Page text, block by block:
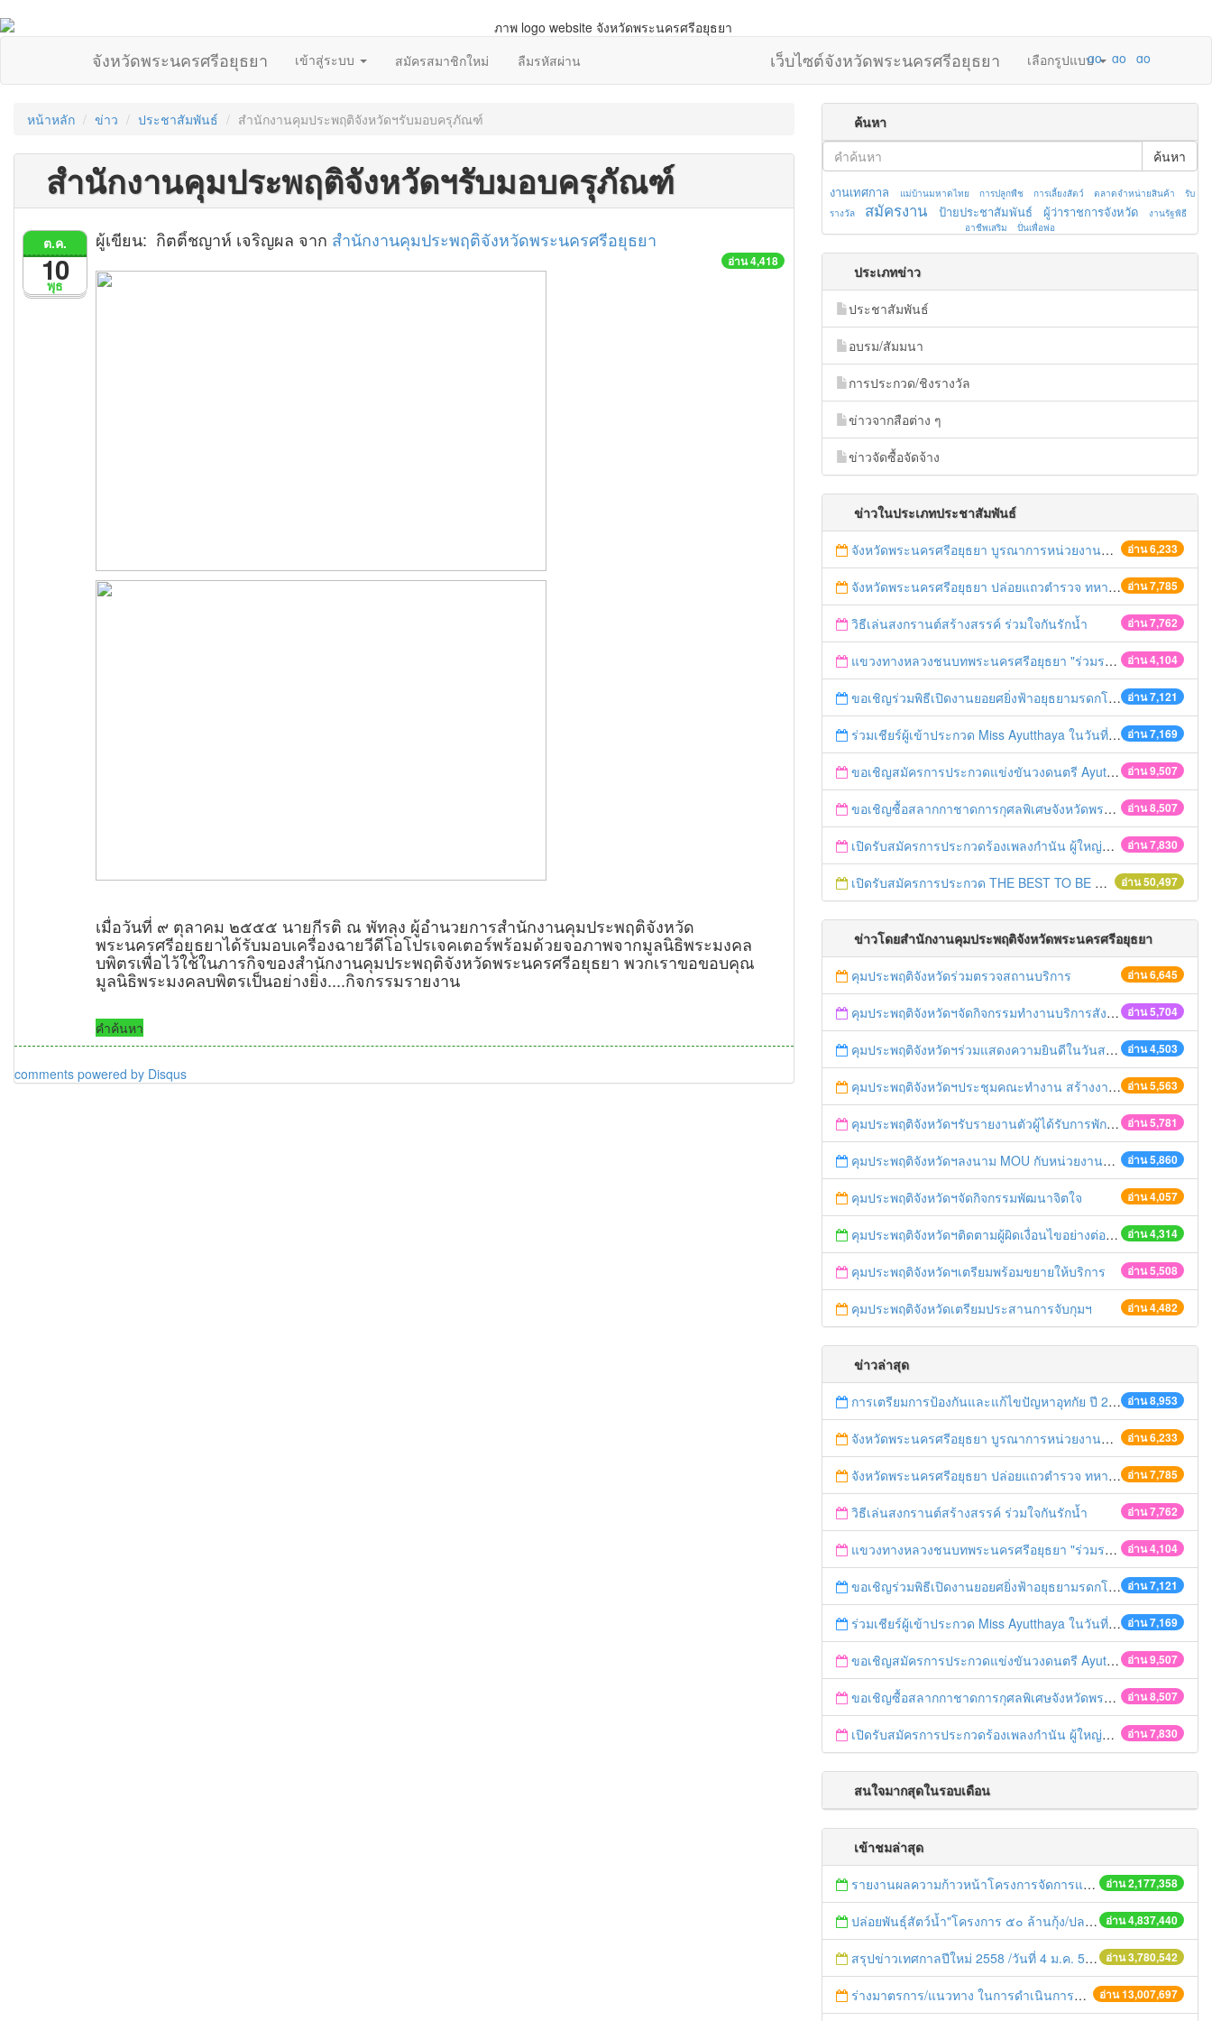
จังหวัดพระนครศรีอยุธยา เข้าสู่ระบบ สมัครสมาชิกใหม่ ลืมรหัสผ่าน เว็บไซต์จังหวัดพระนครศรีอยุธยา เลือกรูปแบบ
หน้าหลัก ข่าว ประชาสัมพันธ์ สำนักงานคุมประพฤติจังหวัดฯรับมอบครุภัณฑ์
สำนักงานคุมประพฤติจังหวัดฯรับมอบครุภัณฑ์
พุธ
ต.ค.
10
ผู้เขียน: กิตติ์ชญาห์ เจริญผล จาก สำนักงานคุมประพฤติจังหวัดพระนครศรีอยุธยา
อ่าน 4,418
เมื่อวันที่ ๙ ตุลาคม ๒๕๕๕ นายกีรติ ณ พัทลุง ผู้อำนวยการสำนักงานคุมประพฤติจังหวัด
พระนครศรีอยุธยาได้รับมอบเครื่องฉายวีดีโอโปรเจคเตอร์พร้อมด้วยจอภาพจากมูลนิธิพระมงคล
บพิตรเพื่อไว้ใช้ในภารกิจของสำนักงานคุมประพฤติจังหวัดพระนครศรีอยุธยา พวกเราขอขอบคุณ
มูลนิธิพระมงคลบพิตรเป็นอย่างยิ่ง....กิจกรรมรายงาน
คำค้นหา
comments powered by Disqus
ค้นหา
ค้นหา
งานเทศกาล แม่บ้านมหาดไทย การปลูกพืช การเลี้ยงสัตว์ ตลาดจำหน่ายสินค้า
รับ
รางวัล
สมัครงาน ป้ายประชาสัมพันธ์ ผู้ว่าราชการจังหวัด
งานรัฐพิธี
อาชีพเสริม
ปั่นเพื่อพ่อ
ประเภทข่าว
ประชาสัมพันธ์
อบรม/สัมมนา
การประกวด/ชิงรางวัล
ข่าวจากสือต่าง ๆ
ข่าวจัดซื้อจัดจ้าง
ข่าวในประเภทประชาสัมพันธ์
อ่าน 6,233
จังหวัดพระนครศรีอยุธยา บูรณาการหน่วยงานที่เกี่ยวข้อง ลงพื้นที่จัดระเบียบและดำเนินมาตรการตามบทลงโทษสูงสุดกับผู้ประกอบการร้านค้าที่ยังฝ่าฝืนตั้งร้านค้ารุกล้ำเขตพื้นที่ทางหลวง เตรียมความปลอดภัยก่อนเทศกาลสงกรานต์
อ่าน 7,785
จังหวัดพระนครศรีอยุธยา ปล่อยแถวตำรวจ ทหาร ฝ่ายปกครอง กว่า 100 นาย ตรวจเข้มท่ารถสาธารณะ สถานีขนส่งรถโดยสาร วินรถตู้ และสถานีรถไฟ เตรียมรับมือเทศกาลสงกรานต์
อ่าน 7,762
วิธีเล่นสงกรานต์สร้างสรรค์ ร่วมใจกันรักน้ำ
อ่าน 4,104
แขวงทางหลวงชนบทพระนครศรีอยุธยา "ร่วมรณรงค์ ขับช้า เปิดไฟหน้า คาดเข็มขัด" เทศกาลสงกรานต์ ปี 2561
อ่าน 7,121
ขอเชิญร่วมพิธีเปิดงานยอยศยิ่งฟ้าอยุธยามรดกโลก
อ่าน 7,169
ร่วมเชียร์ผู้เข้าประกวด Miss Ayutthaya ในวันที่ 15 ธันวาคม 2560
อ่าน 9,507
ขอเชิญสมัครการประกวดแข่งขันวงดนตรี Ayutthaya battle of the bands
อ่าน 8,507
ขอเชิญซื้อสลากกาชาดการกุศลพิเศษจังหวัดพระนครศรีอยุธยา 2560
อ่าน 7,830
เปิดรับสมัครการประกวดร้องเพลงกำนัน ผู้ใหญ่บ้าน ฯลฯ
อ่าน 50,497
เปิดรับสมัครการประกวด THE BEST TO BE NUMBER ONE
ข่าวโดยสำนักงานคุมประพฤติจังหวัดพระนครศรีอยุธยา
อ่าน 6,645
คุมประพฤติจังหวัดร่วมตรวจสถานบริการ
อ่าน 5,704
คุมประพฤติจังหวัดฯจัดกิจกรรมทำงานบริการสังคม
อ่าน 4,503
คุมประพฤติจังหวัดฯร่วมแสดงความยินดีในวันสถาปนา ศปภอ.ทบ.๑
อ่าน 5,563
คุมประพฤติจังหวัดฯประชุมคณะทำงาน สร้างงาน สร้างอาชีพ
อ่าน 5,781
คุมประพฤติจังหวัดฯรับรายงานตัวผู้ได้รับการพักการลงโทษ
อ่าน 5,860
คุมประพฤติจังหวัดฯลงนาม MOU กับหน่วยงานภาคี
อ่าน 4,057
คุมประพฤติจังหวัดฯจัดกิจกรรมพัฒนาจิตใจ
อ่าน 4,314
คุมประพฤติจังหวัดฯติดตามผู้ผิดเงื่อนไขอย่างต่อเนื่อง
อ่าน 5,508
คุมประพฤติจังหวัดฯเตรียมพร้อมขยายให้บริการ
อ่าน 4,482
คุมประพฤติจังหวัดเตรียมประสานการจับกุมฯ
ข่าวล่าสุด
อ่าน 8,953
การเตรียมการป้องกันและแก้ไขปัญหาอุทกัย ปี 2561
อ่าน 6,233
จังหวัดพระนครศรีอยุธยา บูรณาการหน่วยงานที่เกี่ยวข้อง ลงพื้นที่จัดระเบียบและดำเนินมาตรการตามบทลงโทษสูงสุดกับผู้ประกอบการร้านค้าที่ยังฝ่าฝืนตั้งร้านค้ารุกล้ำเขตพื้นที่ทางหลวง เตรียมความปลอดภัยก่อนเทศกาลสงกรานต์
อ่าน 7,785
จังหวัดพระนครศรีอยุธยา ปล่อยแถวตำรวจ ทหาร ฝ่ายปกครอง กว่า 100 นาย ตรวจเข้มท่ารถสาธารณะ สถานีขนส่งรถโดยสาร วินรถตู้ และสถานีรถไฟ เตรียมรับมือเทศกาลสงกรานต์
อ่าน 7,762
วิธีเล่นสงกรานต์สร้างสรรค์ ร่วมใจกันรักน้ำ
อ่าน 4,104
แขวงทางหลวงชนบทพระนครศรีอยุธยา "ร่วมรณรงค์ ขับช้า เปิดไฟหน้า คาดเข็มขัด" เทศกาลสงกรานต์ ปี 2561
อ่าน 7,121
ขอเชิญร่วมพิธีเปิดงานยอยศยิ่งฟ้าอยุธยามรดกโลก
อ่าน 7,169
ร่วมเชียร์ผู้เข้าประกวด Miss Ayutthaya ในวันที่ 15 ธันวาคม 2560
อ่าน 9,507
ขอเชิญสมัครการประกวดแข่งขันวงดนตรี Ayutthaya battle of the bands
อ่าน 8,507
ขอเชิญซื้อสลากกาชาดการกุศลพิเศษจังหวัดพระนครศรีอยุธยา 2560
อ่าน 7,830
เปิดรับสมัครการประกวดร้องเพลงกำนัน ผู้ใหญ่บ้าน ฯลฯ
สนใจมากสุดในรอบเดือน
เข้าชมล่าสุด
อ่าน 2,177,358
รายงานผลความก้าวหน้าโครงการจัดการแก้ไขปัญหาขยะ สัปดาห์ที่ 9/2558
อ่าน 4,837,440
ปล่อยพันธุ์สัตว์น้ำ"โครงการ ๕๐ ล้านกุ้ง/ปลา ฟื้นชีวิตใหม่ให้เจ้าพระยา
อ่าน 3,780,542
สรุปข่าวเทศกาลปีใหม่ 2558 /วันที่ 4 ม.ค. 58
อ่าน 13,007,697
ร่างมาตรการ/แนวทาง ในการดำเนินการประกอบการตรวจราชการแบบบูรณาการ